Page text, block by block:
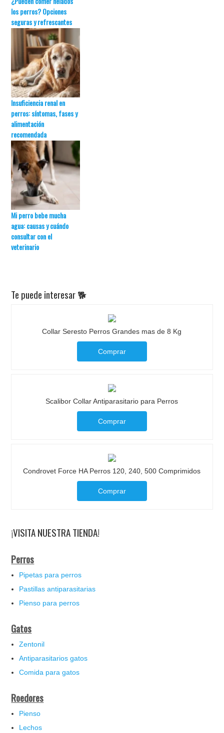
los perros? Opciones
seguras y refrescantes
Insuficiencia renal en
perros: síntomas, fases y
alimentación
recomendada
Mi perro bebe mucha
agua: causas y cuándo
consultar con el
veterinario
Te puede interesar 🐕
Collar Seresto Perros Grandes mas de 8 Kg
Comprar
Scalibor Collar Antiparasitario para Perros
Comprar
Condrovet Force HA Perros 120, 240, 500 Comprimidos
Comprar
¡VISITA NUESTRA TIENDA!
Perros
Pipetas para perros
Pastillas antiparasitarias
Pienso para perros
Gatos
Zentonil
Antiparasitarios gatos
Comida para gatos
Roedores
Pienso
Lechos